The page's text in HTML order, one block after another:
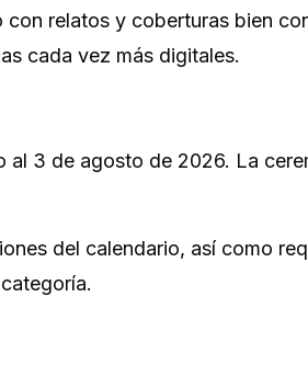
relatos y coberturas bien
cada vez más digitales.
al 3 de agosto de 2026. La
del calendario, así como